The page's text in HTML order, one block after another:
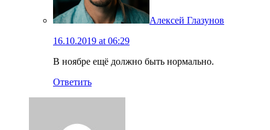
Алексей Глазунов
16.10.2019 at 06:29
В ноябре ещё должно быть нормально.
Ответить